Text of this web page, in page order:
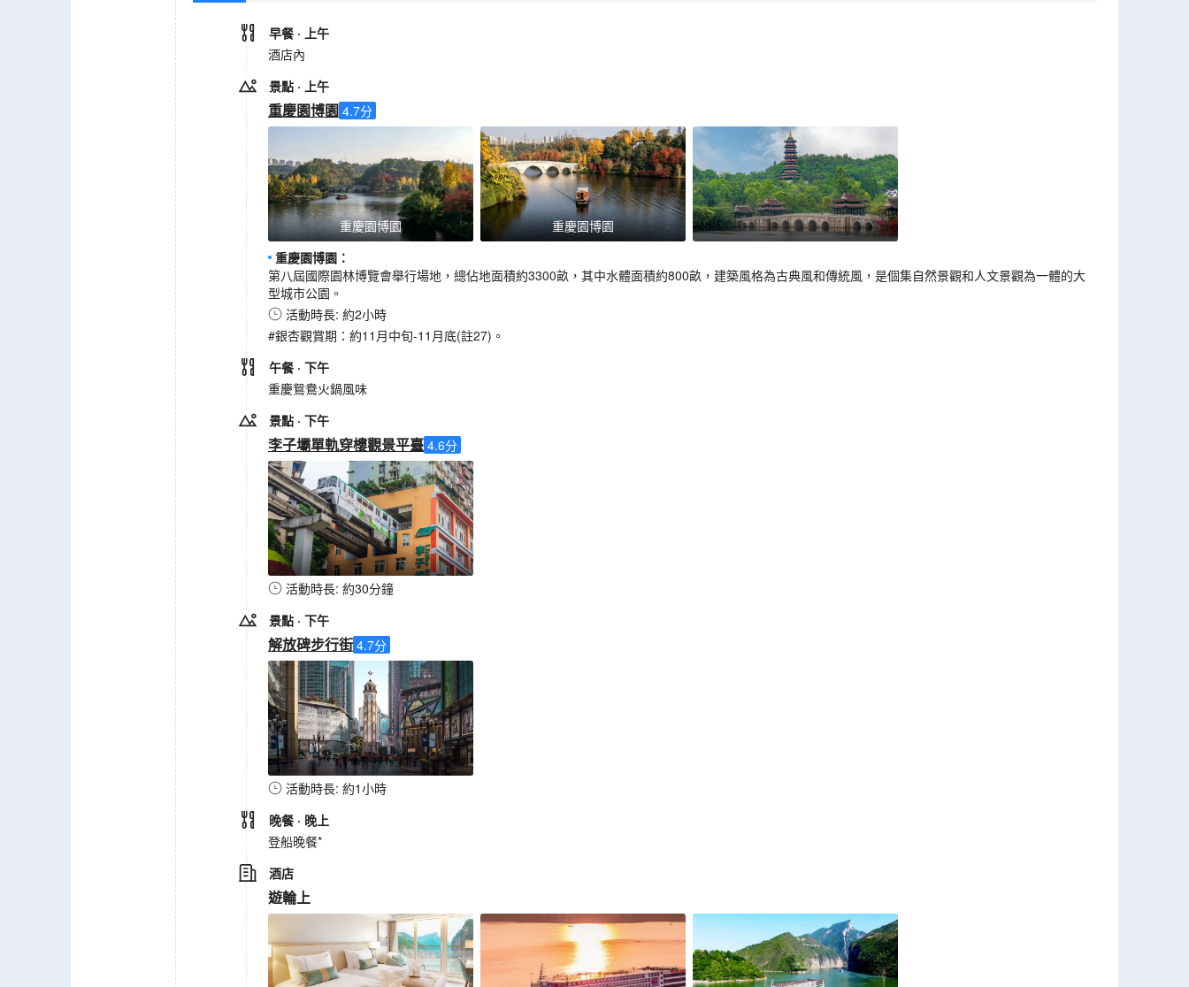
早餐 · 上午
酒店內
景點 · 上午
重慶園博園 4.7分
重慶園博園
重慶園博園
重慶園博園 ：
第八屆國際園林博覽會舉行場地，總佔地面積約3300畝，其中水體面積約800畝，建築風格為古典風和傳統風，是個集自然景觀和人文景觀為一體的大
型城市公園。
活動時長: 約2小時
#銀杏觀賞期：約11月中旬-11月底(註27)。
午餐 · 下午
重慶鴛鴦火鍋風味
景點 · 下午
李子壩單軌穿樓觀景平臺 4.6分
活動時長: 約30分鐘
景點 · 下午
解放碑步行街 4.7分
活動時長: 約1小時
晚餐 · 晚上
登船晚餐*
酒店
遊輪上